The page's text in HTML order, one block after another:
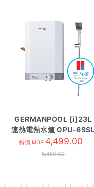
GERMANPOOL [i]23L
速熱電熱水爐 GPU-
方/白色
特價 MOP 4,499.00
5,480.00